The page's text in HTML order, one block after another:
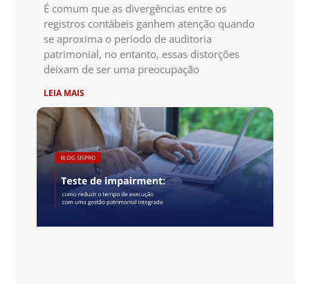
É comum que as divergências entre os
registros contábeis ganhem atenção quando
se aproxima o período de auditoria
patrimonial, no entanto, essas distorções
deixam de ser uma preocupação
LEIA MAIS